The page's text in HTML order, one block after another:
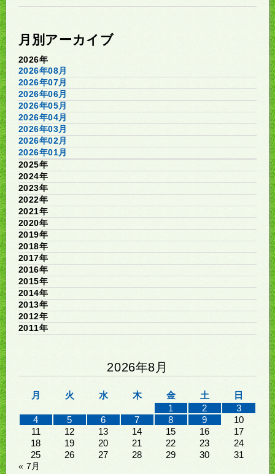
月別アーカイブ
2026年
2026年08月
2026年07月
2026年06月
2026年05月
2026年04月
2026年03月
2026年02月
2026年01月
2025年
2024年
2023年
2022年
2021年
2020年
2019年
2018年
2017年
2016年
2015年
2014年
2013年
2012年
2011年
2026年8月
月 火 水 木 金 土
日
1
2
3
4
5 6 7 8 9
10
11
12 13 14 15 16
17
18
19 20 21 22 23
24
25
26 27 28 29 30 31
« 7月